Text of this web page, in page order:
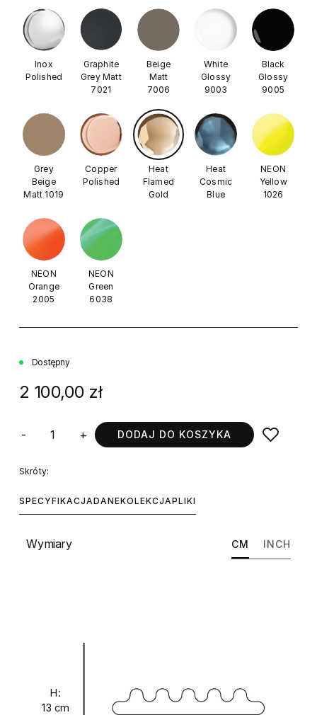
Inox
Polished
Graphite
Grey Matt
7021
Beige
Matt
7006
White
Glossy
9003
Black
Glossy
9005
Grey
Beige
Matt 1019
Copper
Polished
Heat
Flamed
Gold
Heat
Cosmic
Blue
NEON
Yellow
1026
NEON
Orange
2005
NEON
Green
6038
Dostępny
2 100,00 zł
- + DODAJ DO KOSZYKA
Skróty:
SPECYFIKACJADANEKOLEKCJAPLIKI
Wymiary CM INCH
H:
13 cm